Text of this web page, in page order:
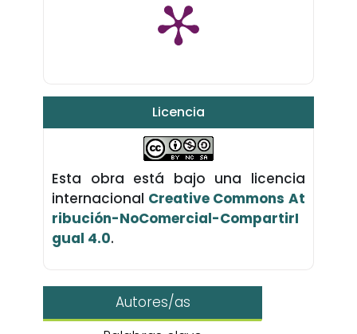
Licencia
Esta obra está bajo una licencia
internacional Creative Commons At
ribución-NoComercial-CompartirI
gual 4.0.
Autores/as